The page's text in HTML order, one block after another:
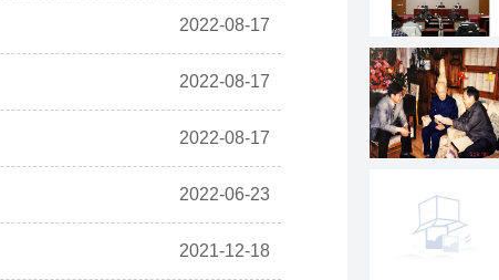
2022-08-17
2022-08-17
2022-08-17
2022-06-23
2021-12-18